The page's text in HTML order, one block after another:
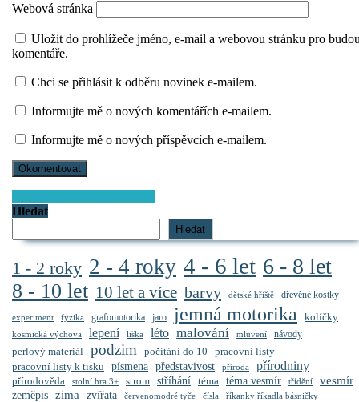
Webová stránka
Uložit do prohlížeče jméno, e-mail a webovou stránku pro
komentáře.
Chci se přihlásit k odběru novinek e-mailem.
Informujte mě o nových komentářích e-mailem.
Informujte mě o nových příspěvcích e-mailem.
Navigace
pro
příspěvek
Hledat
Hledat
1 - 2 roky 2 - 4 roky 4 - 6 let 6 - 8 let
8 - 10 let 10 let a více barvy dětské hřiště dřevěné kostky
experiment fyzika grafomotorika jaro jemná motorika kolíčky
kosmická výchova lepení liška léto malování mluvení návody
perlový materiál podzim počítání do 10
pracovní listy
pracovní listy k tisku
písmena představivost příroda přírodniny
přírodověda stolní hra 3+ strom stříhání téma téma vesmír třídění vesmír
zeměpis zima zvířata červenomodré tyče čísla říkanky říkadla básničky